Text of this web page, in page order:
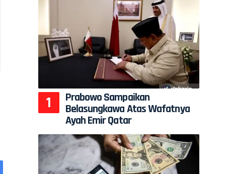
Prabowo Sampaikan
Belasungkawa Atas Wafatnya
Ayah Emir Qatar